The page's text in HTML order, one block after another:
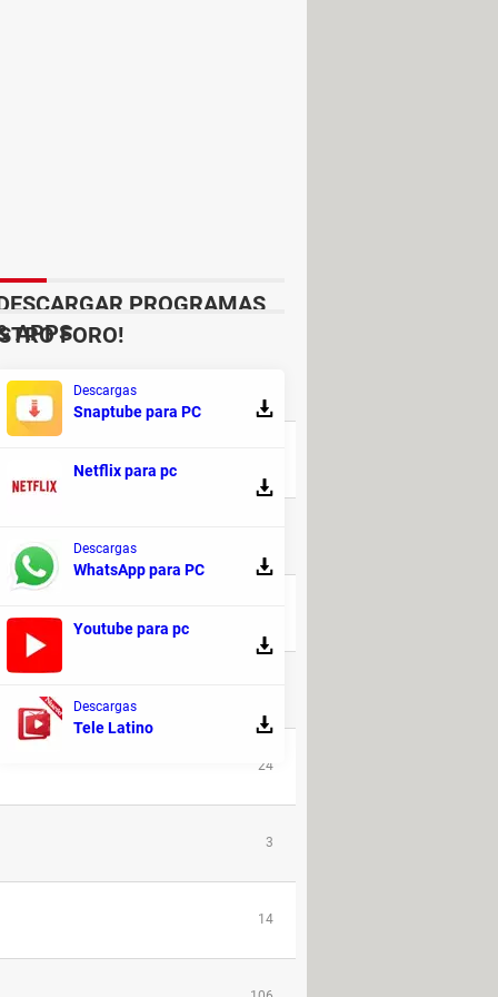
de violencia.
FORO!
RESPUESTAS
24
3
14
PROGRAMAS
APPS
Descargas
Snaptube para PC
Netflix para pc
Descargas
WhatsApp para PC
Youtube para pc
Descargas
Tele Latino